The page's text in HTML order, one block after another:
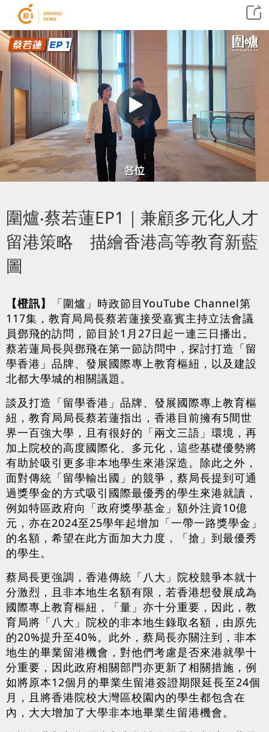
圍爐‧蔡若蓮EP1｜兼顧多元化人才
留港策略 描繪香港高等教育新藍
圖
【橙訊】
「圍爐」時政節目YouTube Channel第
117集，教育局局長蔡若蓮接受嘉賓主持立法會議
員鄧飛的訪問，節目於1月27日起一連三日播出。
蔡若蓮局長與鄧飛在第一節訪問中，探討打造「留
學香港」品牌、發展國際專上教育樞紐，以及建設
北都大學城的相關議題。
談及打造「留學香港」品牌、發展國際專上教育樞
紐，教育局局長蔡若蓮指出，香港目前擁有5間世
界一百強大學，且有很好的「兩文三語」環境，再
加上院校的高度國際化、多元化，這些基礎優勢將
有助於吸引更多非本地學生來港深造。除此之外，
面對傳統「留學輸出國」的競爭，蔡局長提到可通
過獎學金的方式吸引國際最優秀的學生來港就讀，
例如特區政府向「政府獎學基金」額外注資10億
元，亦在2024至25學年起增加「一帶一路獎學金」
的名額，希望在此方面加大力度，「搶」到最優秀
的學生。
蔡局長更強調，香港傳統「八大」院校競爭本就十
分激烈，且非本地生名額有限，若香港想發展成為
國際專上教育樞紐，「量」亦十分重要，因此，教
育局將「八大」院校的非本地生錄取名額，由原先
的20%提升至40%。此外，蔡局長亦關注到，非本
地生的畢業留港機會，對他們考慮是否來港就學十
分重要，因此政府相關部門亦更新了相關措施，例
如將原本12個月的畢業生留港簽證期限延長至24個
月，且將香港院校大灣區校園內的學生都包含在
內，大大增加了大學非本地畢業生留港機會。